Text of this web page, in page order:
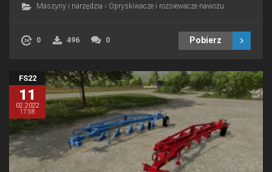
Maszyny i narzędzia › Opryskiwacze i rozsiewacze nawozu
0 496 0 Pobierz
FS22
11
02.2022
17:58